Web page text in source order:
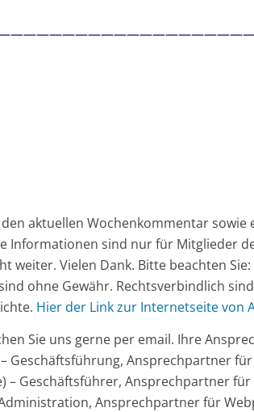
aktuellen Wochenkommentar sowie
Informationen sind nur für Mitglieder
weiter. Vielen Dank. Bitte beachten
ohne Gewähr. Rechtsverbindlich
Hier der Link zur Internetseite von
Sie uns gerne per email. Ihre
Geschäftsführung, Ansprechpartner
– Geschäftsführer, Ansprechpartner
Ansprechpartner für